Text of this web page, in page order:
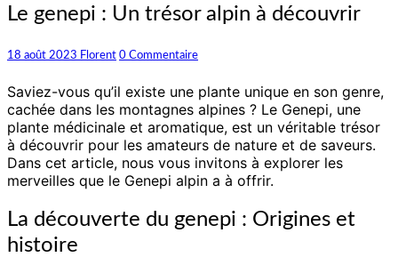
Le
genepi
Un
alpin
à
découvrir
Le genepi : Un trésor alpin à découvrir
18 août 2023 Florent Commentaires
0 Commentaire
Saviez-vous qu’il existe une plante unique en son genre,
cachée dans les montagnes alpines ? Le Genepi, une
plante médicinale et aromatique, est un véritable trésor
à découvrir pour les amateurs de nature et de saveurs.
Dans cet article, nous vous invitons à explorer les
merveilles que le Genepi alpin a à offrir.
La découverte du genepi : Origines et
histoire